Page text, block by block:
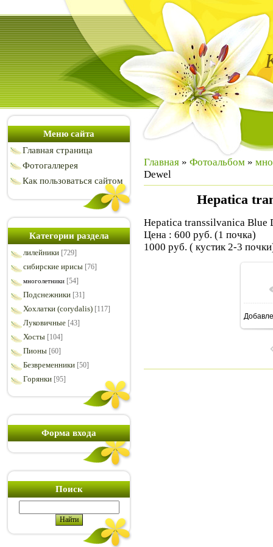
Меню сайта
Главная страница
Фотогаллерея
Как пользоваться сайтом
Категории раздела
лилейники [729]
сибирские ирисы [76]
многолетники [54]
Подснежники [31]
Хохлатки (corydalis) [117]
Луковичные [43]
Хосты [104]
Пионы [60]
Безвременники [50]
Горянки [95]
Форма входа
Поиск
Главная » Фотоальбом »
Dewel
Hepatica
Hepatica transsilvanica Blue
Цена : 600 руб. (1 почка)
1000 руб. ( кустик 2-3